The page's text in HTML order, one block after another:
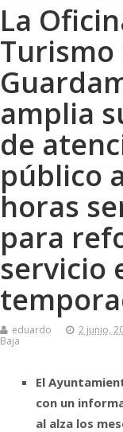
La
Turismo
amplia
de
público
horas
para
servicio
eduardo 2 junio,
Baja
El
con un
al alza los